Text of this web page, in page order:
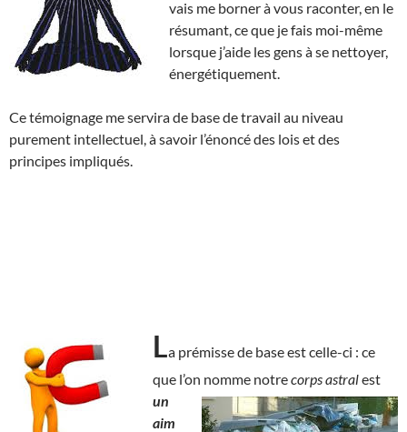
vais me borner à vous raconter, en le
résumant, ce que je fais moi-même
lorsque j’aide les gens à se nettoyer,
énergétiquement.
Ce témoignage me servira de base de travail au niveau
purement intellectuel, à savoir l’énoncé des lois et des
principes impliqués.
La prémisse de base est celle-ci : ce
que l’on nomme notrecorps astralest
un
aim